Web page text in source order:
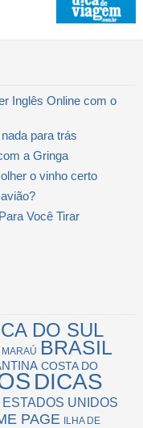
Inglês Online com o
para trás
a Gringa
o vinho certo
Você Tirar
DO SUL
BRASIL
COSTA DO
DICAS
ESTADOS UNIDOS
PAGE ILHA DE